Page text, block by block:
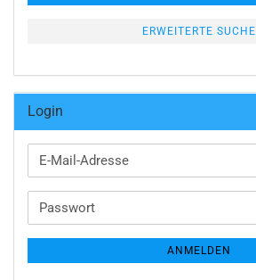
ERWEITERTE SUCHE
Login
E-
Mail-
Passwort
ANMELDEN